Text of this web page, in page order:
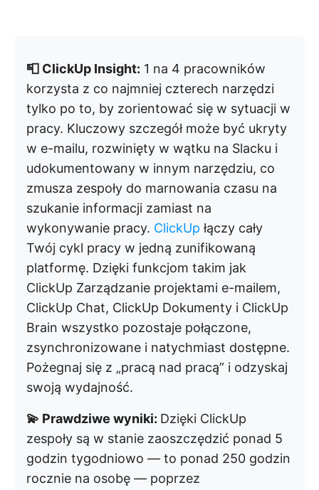
📮 ClickUp Insight: 1 na 4 pracowników
korzysta z co najmniej czterech narzędzi
tylko po to, by zorientować się w sytuacji w
pracy. Kluczowy szczegół może być ukryty
w e-mailu, rozwinięty w wątku na Slacku i
udokumentowany w innym narzędziu, co
zmusza zespoły do marnowania czasu na
szukanie informacji zamiast na
wykonywanie pracy. ClickUp łączy cały
Twój cykl pracy w jedną zunifikowaną
platformę. Dzięki funkcjom takim jak
ClickUp Zarządzanie projektami e-mailem,
ClickUp Chat, ClickUp Dokumenty i ClickUp
Brain wszystko pozostaje połączone,
zsynchronizowane i natychmiast dostępne.
Pożegnaj się z „pracą nad pracą” i odzyskaj
swoją wydajność.
💫 Prawdziwe wyniki: Dzięki ClickUp
zespoły są w stanie zaoszczędzić ponad 5
godzin tygodniowo — to ponad 250 godzin
rocznie na osobę — poprzez